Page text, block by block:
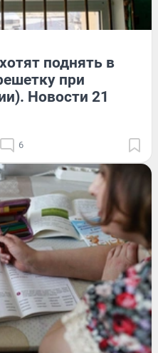
поднять в
при
Новости 21
6